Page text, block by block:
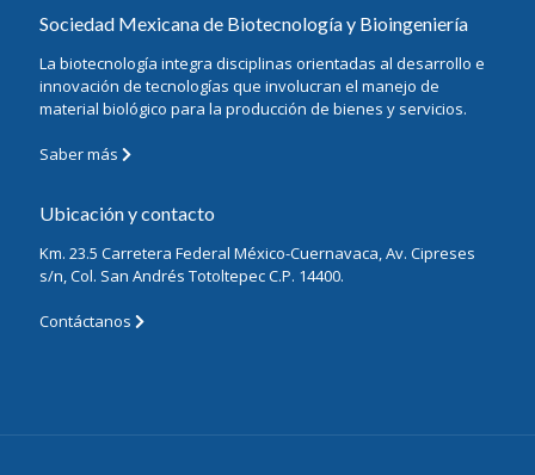
Sociedad Mexicana de Biotecnología y Bioingeniería
La biotecnología integra disciplinas orientadas al desarrollo e
innovación de tecnologías que involucran el manejo de
material biológico para la producción de bienes y servicios.
Saber más
Ubicación y contacto
Km. 23.5 Carretera Federal México-Cuernavaca, Av. Cipreses
s/n, Col. San Andrés Totoltepec C.P. 14400.
Contáctanos